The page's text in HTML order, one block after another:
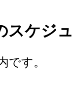
スケジ
です。